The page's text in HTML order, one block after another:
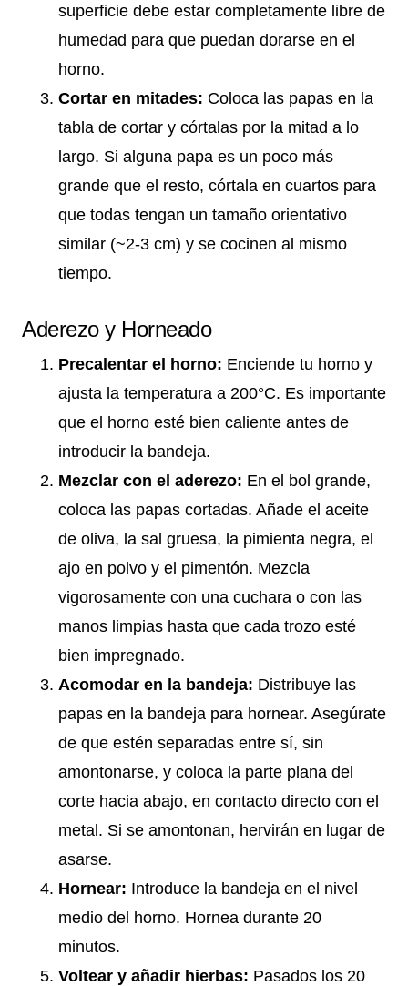
superficie debe estar completamente libre de
humedad para que puedan dorarse en el
horno.
Cortar en mitades: Coloca las papas en la
tabla de cortar y córtalas por la mitad a lo
largo. Si alguna papa es un poco más
grande que el resto, córtala en cuartos para
que todas tengan un tamaño orientativo
similar (~2-3 cm) y se cocinen al mismo
tiempo.
Aderezo y Horneado
Precalentar el horno: Enciende tu horno y
ajusta la temperatura a 200°C. Es importante
que el horno esté bien caliente antes de
introducir la bandeja.
Mezclar con el aderezo: En el bol grande,
coloca las papas cortadas. Añade el aceite
de oliva, la sal gruesa, la pimienta negra, el
ajo en polvo y el pimentón. Mezcla
vigorosamente con una cuchara o con las
manos limpias hasta que cada trozo esté
bien impregnado.
Acomodar en la bandeja: Distribuye las
papas en la bandeja para hornear. Asegúrate
de que estén separadas entre sí, sin
amontonarse, y coloca la parte plana del
corte hacia abajo, en contacto directo con el
metal. Si se amontonan, hervirán en lugar de
asarse.
Hornear: Introduce la bandeja en el nivel
medio del horno. Hornea durante 20
minutos.
Voltear y añadir hierbas: Pasados los 20